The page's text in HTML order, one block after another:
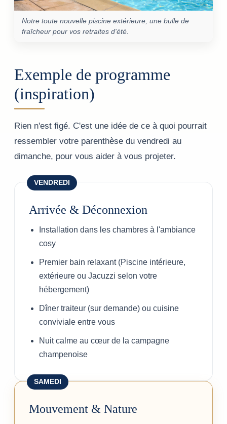
Notre toute nouvelle piscine extérieure, une bulle de
fraîcheur pour vos retraites d'été.
Exemple de programme
(inspiration)
Rien n'est figé. C'est une idée de ce à quoi pourrait
ressembler votre parenthèse du vendredi au
dimanche, pour vous aider à vous projeter.
VENDREDI
Arrivée & Déconnexion
Installation dans les chambres à l'ambiance
cosy
Premier bain relaxant (Piscine intérieure,
extérieure ou Jacuzzi selon votre
hébergement)
Dîner traiteur (sur demande) ou cuisine
conviviale entre vous
Nuit calme au cœur de la campagne
champenoise
SAMEDI
Mouvement & Nature